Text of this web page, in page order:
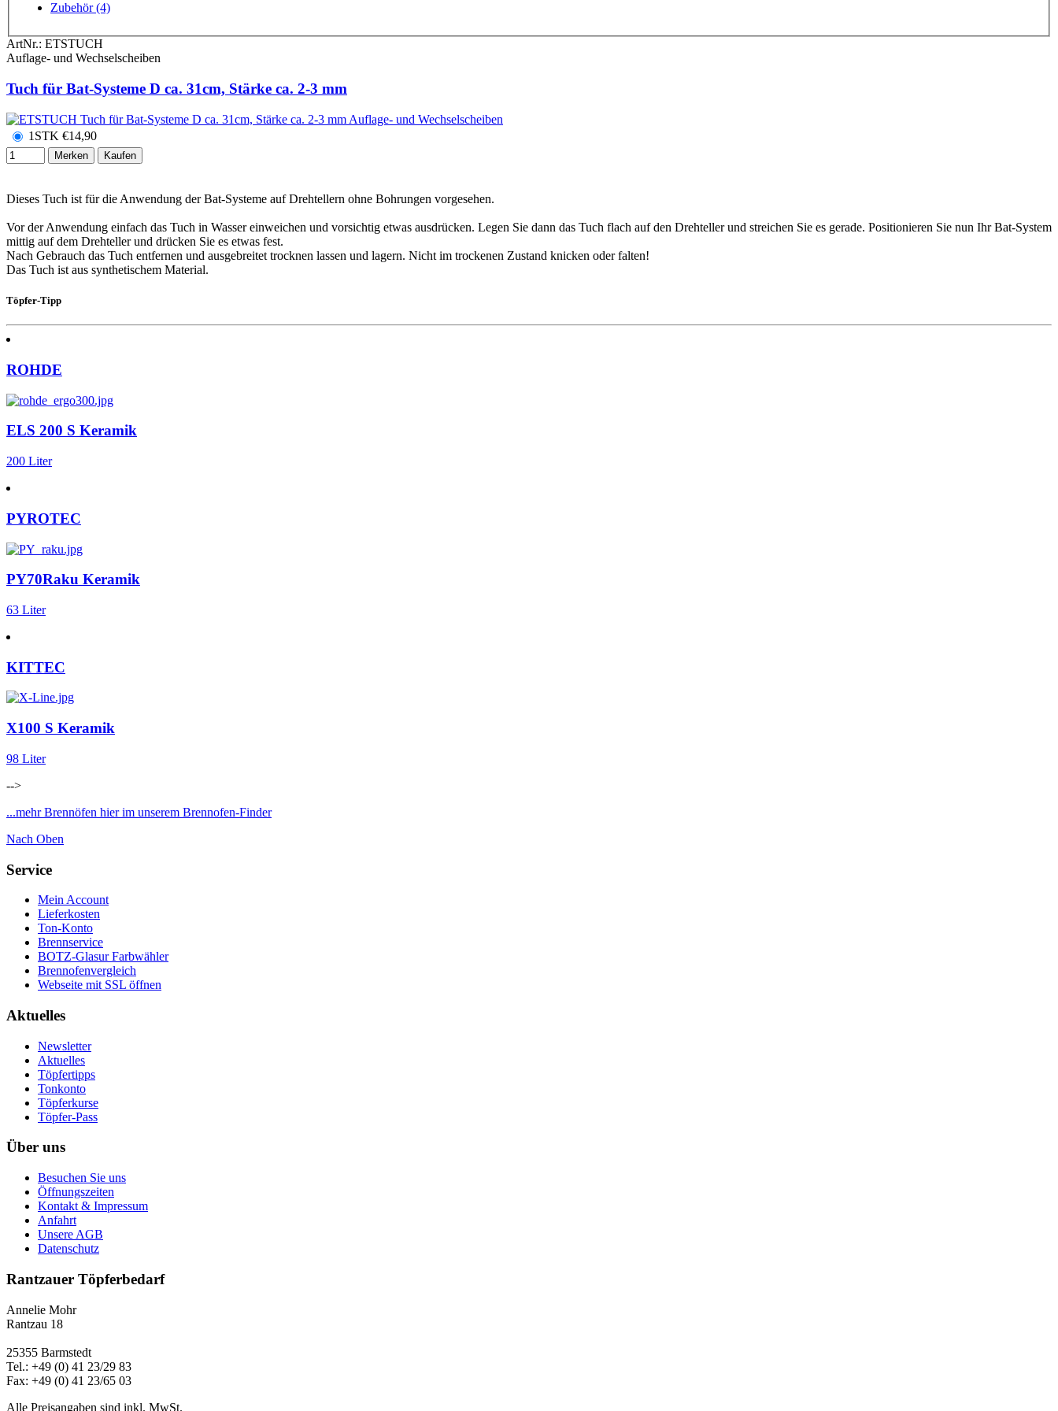
Zubehör (4)
ArtNr.: ETSTUCH
Auflage- und Wechselscheiben
Tuch für Bat-Systeme D ca. 31cm, Stärke ca. 2-3 mm
1STK €14,90
Merken Kaufen
Dieses Tuch ist für die Anwendung der Bat-Systeme auf Drehtellern ohne Bohrungen vorgesehen.
Vor der Anwendung einfach das Tuch in Wasser einweichen und vorsichtig etwas ausdrücken. Legen Sie dann das Tuch flach auf den Drehteller und streichen Sie es gerade. Positionieren Sie nun Ihr Bat-System
mittig auf dem Drehteller und drücken Sie es etwas fest.
Nach Gebrauch das Tuch entfernen und ausgebreitet trocknen lassen und lagern. Nicht im trockenen Zustand knicken oder falten!
Das Tuch ist aus synthetischem Material.
Töpfer-Tipp
ROHDE
ELS 200 S Keramik
200 Liter
PYROTEC
PY70Raku Keramik
63 Liter
KITTEC
X100 S Keramik
98 Liter
-->
...mehr Brennöfen hier im unserem Brennofen-Finder
Nach Oben
Service
Mein Account
Lieferkosten
Ton-Konto
Brennservice
BOTZ-Glasur Farbwähler
Brennofenvergleich
Webseite mit SSL öffnen
Aktuelles
Newsletter
Aktuelles
Töpfertipps
Tonkonto
Töpferkurse
Töpfer-Pass
Über uns
Besuchen Sie uns
Öffnungszeiten
Kontakt & Impressum
Anfahrt
Unsere AGB
Datenschutz
Rantzauer Töpferbedarf
Annelie Mohr
Rantzau 18
25355 Barmstedt
Tel.: +49 (0) 41 23/29 83
Fax: +49 (0) 41 23/65 03
Alle Preisangaben sind inkl. MwSt.